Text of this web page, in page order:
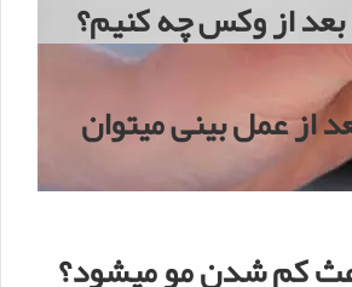
بعد از وکس چه کنیم؟
از عمل بینی میتوان
کم شدن مو میشود؟